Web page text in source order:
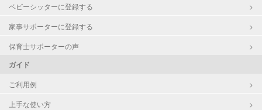
ベビーシッターに登録する
家事サポーターに登録する
保育士サポーターの声
ガイド
ご利用例
上手な使い方